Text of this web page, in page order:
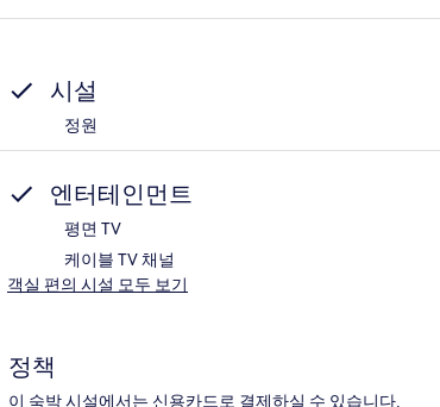
시설
정원
엔터테인먼트
평면 TV
케이블 TV 채널
객실 편의 시설 모두 보기
정책
이 숙박 시설에서는 신용카드로 결제하실 수 있습니다.